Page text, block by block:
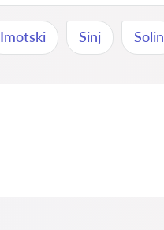
Imotski Sinj Solin